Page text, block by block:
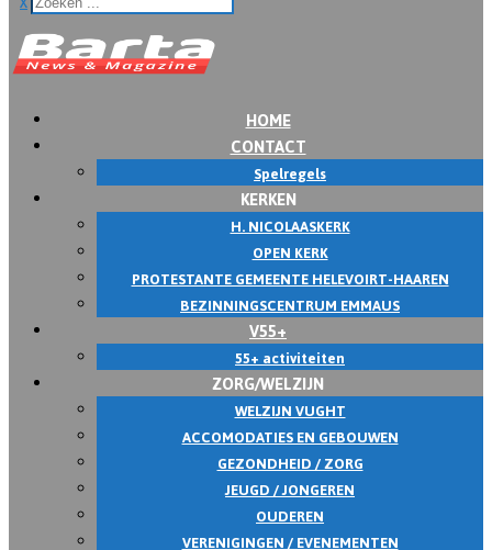
HOME
CONTACT
Spelregels
KERKEN
H. NICOLAASKERK
OPEN KERK
PROTESTANTE GEMEENTE HELEVOIRT-HAAREN
BEZINNINGSCENTRUM EMMAUS
V55+
55+ activiteiten
ZORG/WELZIJN
WELZIJN VUGHT
ACCOMODATIES EN GEBOUWEN
GEZONDHEID / ZORG
JEUGD / JONGEREN
OUDEREN
VERENIGINGEN / EVENEMENTEN